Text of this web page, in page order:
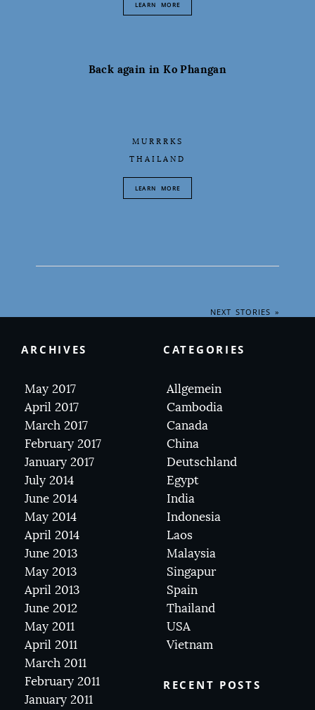
LEARN MORE
Back again in Ko Phangan
MURRRKS
THAILAND
LEARN MORE
NEXT STORIES »
ARCHIVES
May 2017
April 2017
March 2017
February 2017
January 2017
July 2014
June 2014
May 2014
April 2014
June 2013
May 2013
April 2013
June 2012
May 2011
April 2011
March 2011
February 2011
January 2011
CATEGORIES
Allgemein
Cambodia
Canada
China
Deutschland
Egypt
India
Indonesia
Laos
Malaysia
Singapur
Spain
Thailand
USA
Vietnam
RECENT POSTS